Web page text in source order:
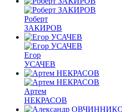
Роберт
ЗАКИРОВ
Егор
УСАЧЕВ
Артем
НЕКРАСОВ